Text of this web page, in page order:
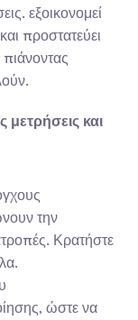
εξοικονομεί
προστατεύει
μετρήσεις και
την
Κρατήστε
ώστε να